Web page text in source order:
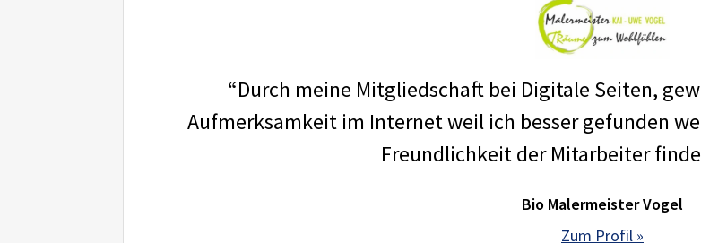
“Durch meine Mitgliedschaft bei Digitale Seiten,
Aufmerksamkeit im Internet weil ich besser gefunden
Freundlichkeit der Mitarbeiter
Bio Malermeister Vogel
Zum Profil »